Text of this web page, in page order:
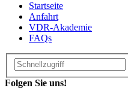
Startseite
Anfahrt
VDR-Akademie
FAQs
Folgen Sie uns!